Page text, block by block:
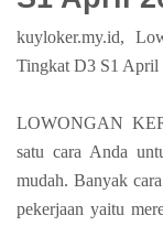
kuyloker.my.id,
Tingkat D3 S1 April
LOWONGAN
satu cara Anda
mudah. Banyak
pekerjaan yaitu